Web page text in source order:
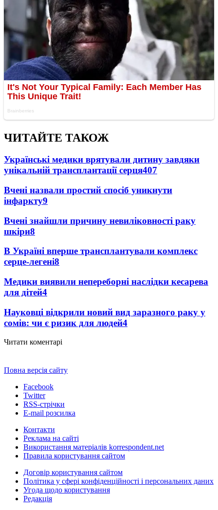
ЧИТАЙТЕ ТАКОЖ
Українські медики врятували дитину завдяки
унікальній трансплантації серця407
Вчені назвали простий спосіб уникнути
інфаркту9
Вчені знайшли причину невиліковності раку
шкіри8
В Україні вперше трансплантували комплекс
серце-легені8
Медики виявили непереборні наслідки кесарева
для дітей4
Науковці відкрили новий вид заразного раку у
сомів: чи є ризик для людей4
Читати коментарі
Повна версія сайту
Facebook
Twitter
RSS-стрічки
E-mail розсилка
Контакти
Реклама на сайті
Використання матеріалів korrespondent.net
Правила користування сайтом
Договір користування сайтом
Політика у сфері конфіденційності і персональних даних
Угода щодо користування
Редакція